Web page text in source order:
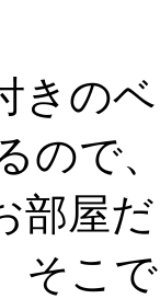
きの
ので
部屋
そこ